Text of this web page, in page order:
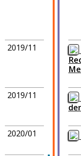
2019/11
2019/11
2020/01